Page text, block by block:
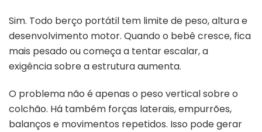
Sim. Todo berço portátil tem limite de peso, altura e
desenvolvimento motor. Quando o bebê cresce, fica
mais pesado ou começa a tentar escalar, a
exigência sobre a estrutura aumenta.
O problema não é apenas o peso vertical sobre o
colchão. Há também forças laterais, empurrões,
balanços e movimentos repetidos. Isso pode gerar